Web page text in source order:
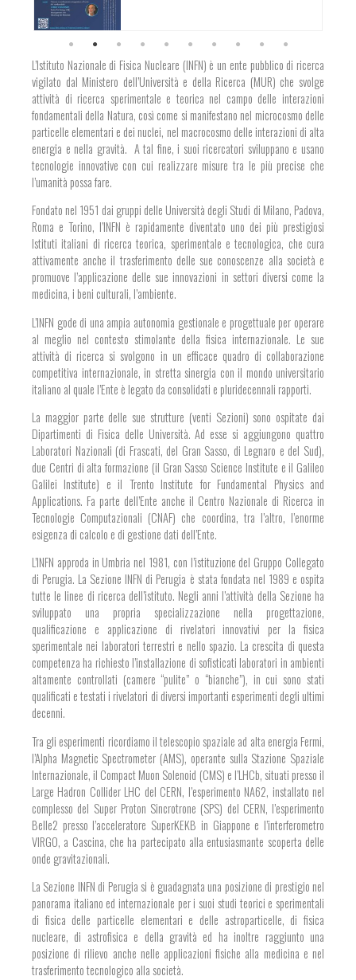
L’Istituto Nazionale di Fisica Nucleare (INFN) è un ente pubblico di ricerca
vigilato dal Ministero dell’Università e della Ricerca (MUR) che svolge
attività di ricerca sperimentale e teorica nel campo delle interazioni
fondamentali della Natura, così come si manifestano nel microcosmo delle
particelle elementari e dei nuclei, nel macrocosmo delle interazioni di alta
energia e nella gravità. A tal fine, i suoi ricercatori sviluppano e usano
tecnologie innovative con cui realizzare misure tra le più precise che
l’umanità possa fare.
Fondato nel 1951 dai gruppi delle Università degli Studi di Milano, Padova,
Roma e Torino, l’INFN è rapidamente diventato uno dei più prestigiosi
Istituti italiani di ricerca teorica, sperimentale e tecnologica, che cura
attivamente anche il trasferimento delle sue conoscenze alla società e
promuove l’applicazione delle sue innovazioni in settori diversi come la
medicina, i beni culturali, l’ambiente.
L’INFN gode di una ampia autonomia gestionale e progettuale per operare
al meglio nel contesto stimolante della fisica internazionale. Le sue
attività di ricerca si svolgono in un efficace quadro di collaborazione
competitiva internazionale, in stretta sinergia con il mondo universitario
italiano al quale l’Ente è legato da consolidati e pluridecennali rapporti.
La maggior parte delle sue strutture (venti Sezioni) sono ospitate dai
Dipartimenti di Fisica delle Università. Ad esse si aggiungono quattro
Laboratori Nazionali (di Frascati, del Gran Sasso, di Legnaro e del Sud),
due Centri di alta formazione (il Gran Sasso Science Institute e il Galileo
Galilei Institute) e il Trento Institute for Fundamental Physics and
Applications. Fa parte dell’Ente anche il Centro Nazionale di Ricerca in
Tecnologie Computazionali (CNAF) che coordina, tra l’altro, l’enorme
esigenza di calcolo e di gestione dati dell’Ente.
L’INFN approda in Umbria nel 1981, con l’istituzione del Gruppo Collegato
di Perugia. La Sezione INFN di Perugia è stata fondata nel 1989 e ospita
tutte le linee di ricerca dell’istituto. Negli anni l’attività della Sezione ha
sviluppato una propria specializzazione nella progettazione,
qualificazione e applicazione di rivelatori innovativi per la fisica
sperimentale nei laboratori terrestri e nello spazio. La crescita di questa
competenza ha richiesto l’installazione di sofisticati laboratori in ambienti
altamente controllati (camere “pulite” o “bianche”), in cui sono stati
qualificati e testati i rivelatori di diversi importanti esperimenti degli ultimi
decenni.
Tra gli esperimenti ricordiamo il telescopio spaziale ad alta energia Fermi,
l’Alpha Magnetic Spectrometer (AMS), operante sulla Stazione Spaziale
Internazionale, il Compact Muon Solenoid (CMS) e l’LHCb, situati presso il
Large Hadron Collider LHC del CERN, l’esperimento NA62, installato nel
complesso del Super Proton Sincrotrone (SPS) del CERN, l’esperimento
Belle2 presso l’acceleratore SuperKEKB in Giappone e l’interferometro
VIRGO, a Cascina, che ha partecipato alla entusiasmante scoperta delle
onde gravitazionali.
La Sezione INFN di Perugia si è guadagnata una posizione di prestigio nel
panorama italiano ed internazionale per i suoi studi teorici e sperimentali
di fisica delle particelle elementari e delle astroparticelle, di fisica
nucleare, di astrofisica e della gravità ed ha inoltre raggiunto una
posizione di rilievo anche nelle applicazioni fisiche alla medicina e nel
trasferimento tecnologico alla società.